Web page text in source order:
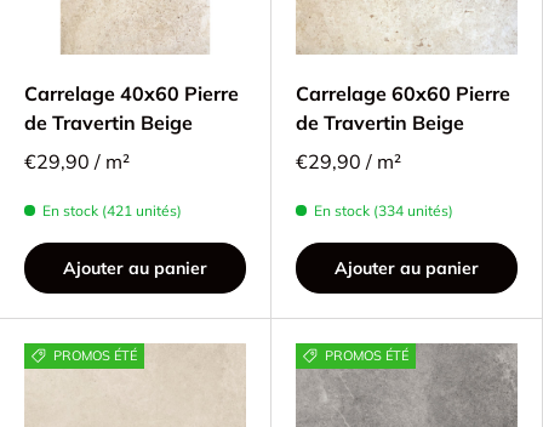
Carrelage 40x60 Pierre
de Travertin Beige
€29,90 / m²
En stock (421 unités)
Ajouter au panier
Carrelage 60x60 Pierre
de Travertin Beige
€29,90 / m²
En stock (334 unités)
Ajouter au panier
PROMOS ÉTÉ PROMOS ÉTÉ